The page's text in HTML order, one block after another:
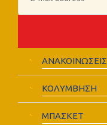
ΑΝΑΚΟΙΝΩΣΕΙΣ
ΚΟΛΥΜΒΗΣΗ
ΜΠΑΣΚΕΤ